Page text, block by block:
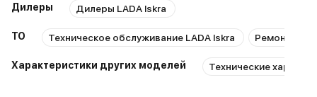
и еще 31 опция
1 362 000 ₽
Белый "Ледниковый" 4 авто
1 152 000 ₽
Дилеры Дилеры LADA Iskra
ТО Техническое обслуживание LADA Iskra Ремонт
Характеристики других моделей Технические